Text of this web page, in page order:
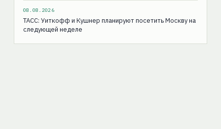
08.08.2026
ТАСС: Уиткофф и Кушнер планируют посетить Москву на
следующей неделе